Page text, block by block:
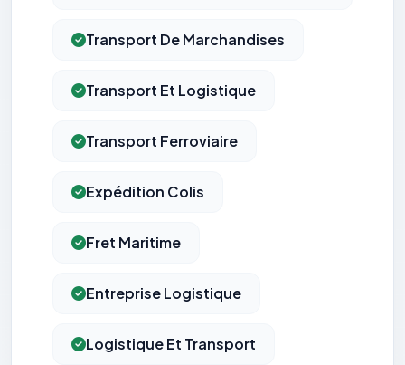
Transport De Marchandises
Transport Et Logistique
Transport Ferroviaire
Expédition Colis
Fret Maritime
Entreprise Logistique
Logistique Et Transport